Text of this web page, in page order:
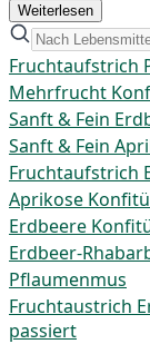
Weiterlesen
Fruchtaufstrich
Mehrfrucht
Sanft & Fein
Sanft & Fein
Fruchtaufstrich
Aprikose
Erdbeere
Erdbeer-
Pflaumenmus
Fruchtaustrich
passiert